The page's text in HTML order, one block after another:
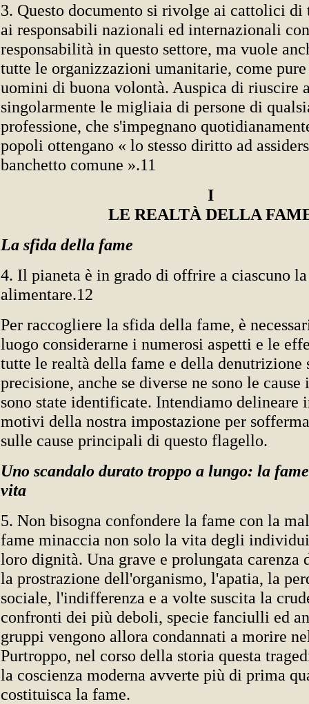
3. Questo documento si rivolge ai cattolici
ai responsabili nazionali ed internazionali
responsabilità in questo settore, ma vuole
tutte le organizzazioni umanitarie, come
uomini di buona volontà. Auspica di riuscire
singolarmente le migliaia di persone di
professione, che s'impegnano
popoli ottengano « lo stesso diritto ad
banchetto comune ».11
I
LE REALTÀ DELLA
La sfida della fame
4. Il pianeta è in grado di offrire a ciascuno
alimentare.12
Per raccogliere la sfida della fame, è
luogo considerarne i numerosi aspetti e le
tutte le realtà della fame e della denutrizione
precisione, anche se diverse ne sono le
sono state identificate. Intendiamo delineare
motivi della nostra impostazione per
sulle cause principali di questo flagello.
Uno scandalo durato troppo a lungo: la
vita
5. Non bisogna confondere la fame con la
fame minaccia non solo la vita degli
loro dignità. Una grave e prolungata carenza
la prostrazione dell'organismo, l'apatia, la
sociale, l'indifferenza e a volte suscita la
confronti dei più deboli, specie fanciulli ed
gruppi vengono allora condannati a morire
Purtroppo, nel corso della storia questa
la coscienza moderna avverte più di prima
costituisca la fame.